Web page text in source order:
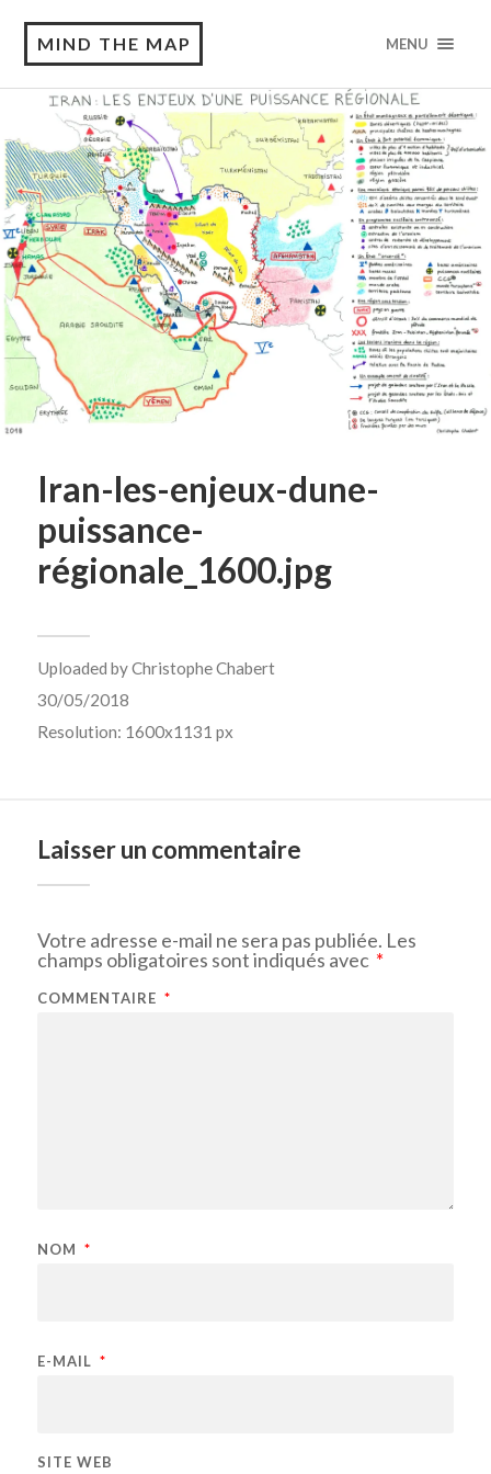
MIND THE MAP MENU
Iran-les-enjeux-dune-
puissance-
régionale_1600.jpg
Uploaded byChristophe Chabert
30/05/2018
Resolution: 1600x1131 px
Laisser un commentaire
Votre adresse e-mail ne sera pas publiée. Les
champs obligatoires sont indiqués avec *
COMMENTAIRE *
NOM *
E-MAIL *
SITE WEB